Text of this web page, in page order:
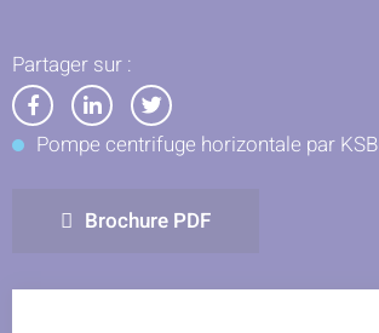
Partager sur :
Partager
sur
Partager
sur
Partager
sur
Pompe centrifuge horizontale par KSB
Brochure PDF